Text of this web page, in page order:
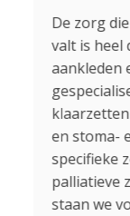
De zorg
valt is heel
aankleden
en stoma-
specifieke
palliatieve
staan we